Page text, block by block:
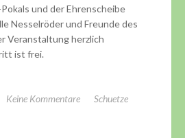
und der Ehrenscheibe
Nesselröder und Freunde des
Veranstaltung herzlich
ist frei.
Keine Kommentare
Schuetze